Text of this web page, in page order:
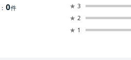
0件 ★ 3
★ 2
★ 1